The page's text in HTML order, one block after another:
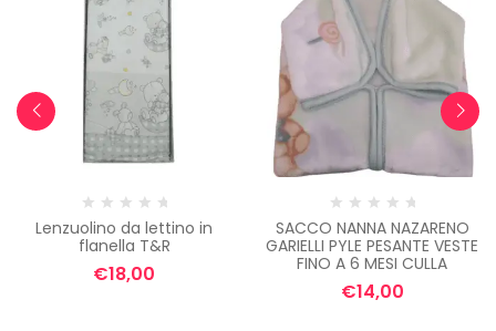
Lenzuolino da lettino in
flanella T&R
€18,00
SACCO NANNA NAZARENO
GARIELLI PYLE PESANTE VESTE
FINO A 6 MESI CULLA
€14,00